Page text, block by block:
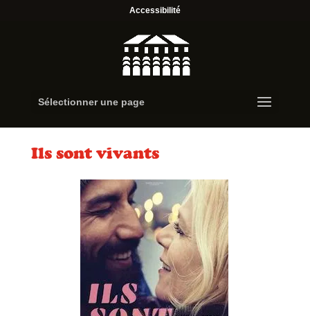
Accessibilité
Sélectionner une page
Ils sont vivants